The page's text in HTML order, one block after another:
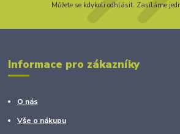
Můžete se kdykoli odhlásit. Zasíláme
Informace pro zákazníky
O nás
Vše o nákupu